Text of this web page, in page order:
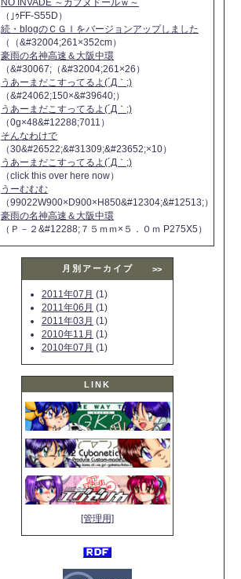
NO INVADE ～カプヌドールｗ～
（｣ｩFF-S55D）
続・blogのＣＧＩをバージョンアップしました
（（&#32004;261×352cm）
豪雨の名神高速＆大阪中環
（&#30067;（&#32004;261×26）
うあーまだこすってるよ(´Д｀;)
（&#24062;150×&#39640;）
うあーまだこすってるよ(´Д｀;)
（0g×48&#12288;7011）
そんなわけで
（30&#26522;&#31309;&#23652;×10）
うあーまだこすってるよ(´Д｀;)
（click this over here now）
うーむむむ
（99022W900×D900×H850&#12304;&#12513;）
豪雨の名神高速＆大阪中環
（Ｐ－２&#12288;７５ｍｍ×５．０ｍ P275X5）
月別アーカイブ >>
2011年07月 (1)
2011年06月 (1)
2011年03月 (1)
2010年11月 (1)
2010年07月 (1)
LINK
[管理用]